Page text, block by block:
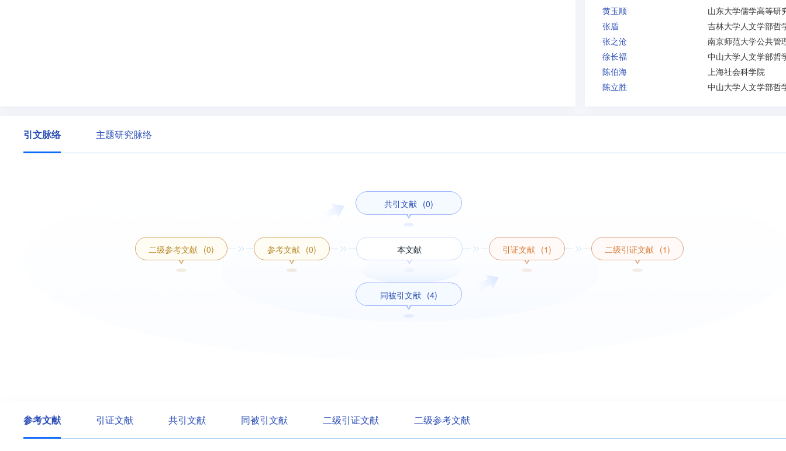
黄玉顺
张盾
张之沧
徐长福
中山大学人文学部哲
陈伯海
上海社会科学院
陈立胜
中山大学人文学部哲
引文脉络 主题研究脉络
二级参考文献 (0) 参考文献 (0)
共引文献 (0)
本文献
同被引文献 (4)
引证文献 (1) 二级引证文献 (1)
参考文献 引证文献 共引文献 同被引文献 二级引证文献 二级参考文献